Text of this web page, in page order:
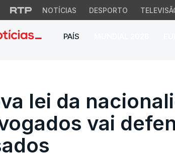
NOTÍCIAS DESPORTO
PAÍS
lei da
lei da
vai